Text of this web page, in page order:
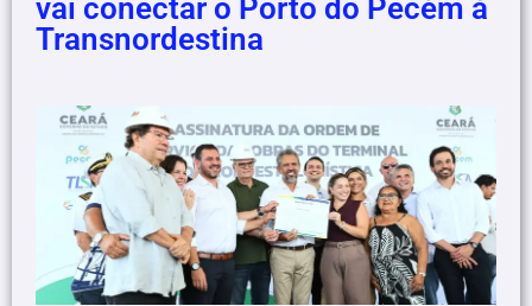
vai conectar o Porto do Pecém à
Transnordestina